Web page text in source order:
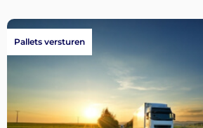
Pallets versturen